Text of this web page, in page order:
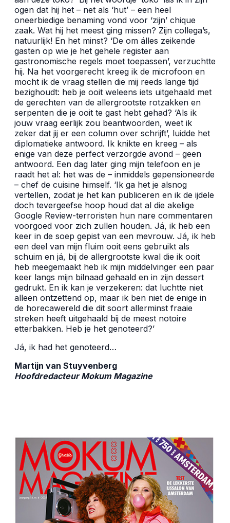
ogen dat hij het – net als ‘hut’ – een heel
oneerbiedige benaming vond voor ‘zijn’ chique
zaak. Wat hij het meest ging missen? Zijn collega’s,
natuurlijk! En het minst? ‘De om álles zeikende
gasten op wie je het gehele register aan
gastronomische regels moet toepassen’, verzuchtte
hij. Na het voorgerecht kreeg ik de microfoon en
mocht ik de vraag stellen die mij reeds lange tijd
bezighoudt: heb je ooit weleens iets uitgehaald met
de gerechten van de allergrootste rotzakken en
serpenten die je ooit te gast hebt gehad? ‘Als ik
jouw vraag eerlijk zou beantwoorden, weet ik
zeker dat jij er een column over schrijft’, luidde het
diplomatieke antwoord. Ik knikte en kreeg – als
enige van deze perfect verzorgde avond – geen
antwoord. Een dag later ging mijn telefoon en je
raadt het al: het was de – inmiddels gepensioneerde
– chef de cuisine himself. ‘Ik ga het je alsnog
vertellen, zodat je het kan publiceren en ik de ijdele
doch tevergeefse hoop houd dat al die akelige
Google Review-terroristen hun nare commentaren
voorgoed voor zich zullen houden. Já, ik heb een
keer in de soep gepist van een mevrouw. Já, ik heb
een deel van mijn fluim ooit eens gebruikt als
schuim en já, bij de allergrootste kwal die ik ooit
heb meegemaakt heb ik mijn middelvinger een paar
keer langs mijn bilnaad gehaald en in zijn dessert
gedrukt. En ik kan je verzekeren: dat luchtte niet
alleen ontzettend op, maar ik ben niet de enige in
de horecawereld die dit soort allerminst fraaie
streken heeft uitgehaald bij de meest notoire
etterbakken. Heb je het genoteerd?’
Já, ik had het genoteerd…
Martijn van Stuyvenberg
Hoofdredacteur Mokum Magazine